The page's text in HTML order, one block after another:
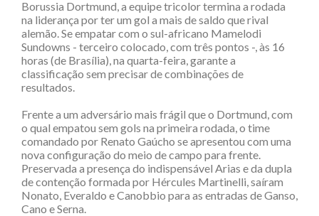
Borussia Dortmund, a equipe tricolor termina a rodada
na liderança por ter um gol a mais de saldo que rival
alemão. Se empatar com o sul-africano Mamelodi
Sundowns - terceiro colocado, com três pontos -, às 16
horas (de Brasília), na quarta-feira, garante a
classificação sem precisar de combinações de
resultados.
Frente a um adversário mais frágil que o Dortmund, com
o qual empatou sem gols na primeira rodada, o time
comandado por Renato Gaúcho se apresentou com uma
nova configuração do meio de campo para frente.
Preservada a presença do indispensável Arias e da dupla
de contenção formada por Hércules Martinelli, saíram
Nonato, Everaldo e Canobbio para as entradas de Ganso,
Cano e Serna.